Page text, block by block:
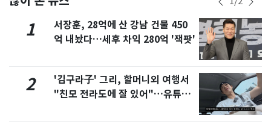
1
서장훈, 28억에 산 강남 건물 450
억 내놨다…세후 차익 280억 '잭팟'
2
'김구라子' 그리, 할머니외 여행서
"친모 전라도에 잘 있어"…유튜브